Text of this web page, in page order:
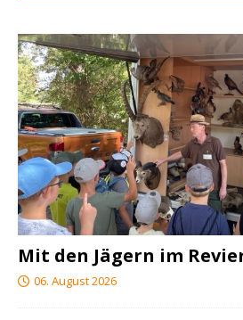
Mit den Jägern im
06. August 2026